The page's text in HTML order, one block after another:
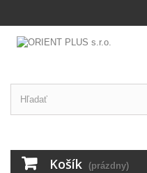
Košík (prázdny)